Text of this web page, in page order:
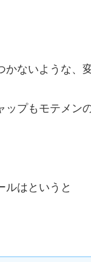
かないような、
プもモテメン
ルはというと